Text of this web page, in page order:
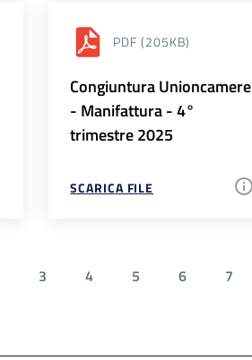
PDF (205KB)
Congiuntura Unioncamere
- Manifattura - 4°
trimestre 2025
SCARICA FILE
3 4 5 6 7